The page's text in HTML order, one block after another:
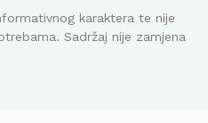
karaktera te nije
Sadržaj nije zamjena